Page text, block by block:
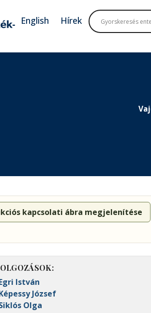
English Hírek
kapcsolati ábra megjelenítése
István
József
Olga